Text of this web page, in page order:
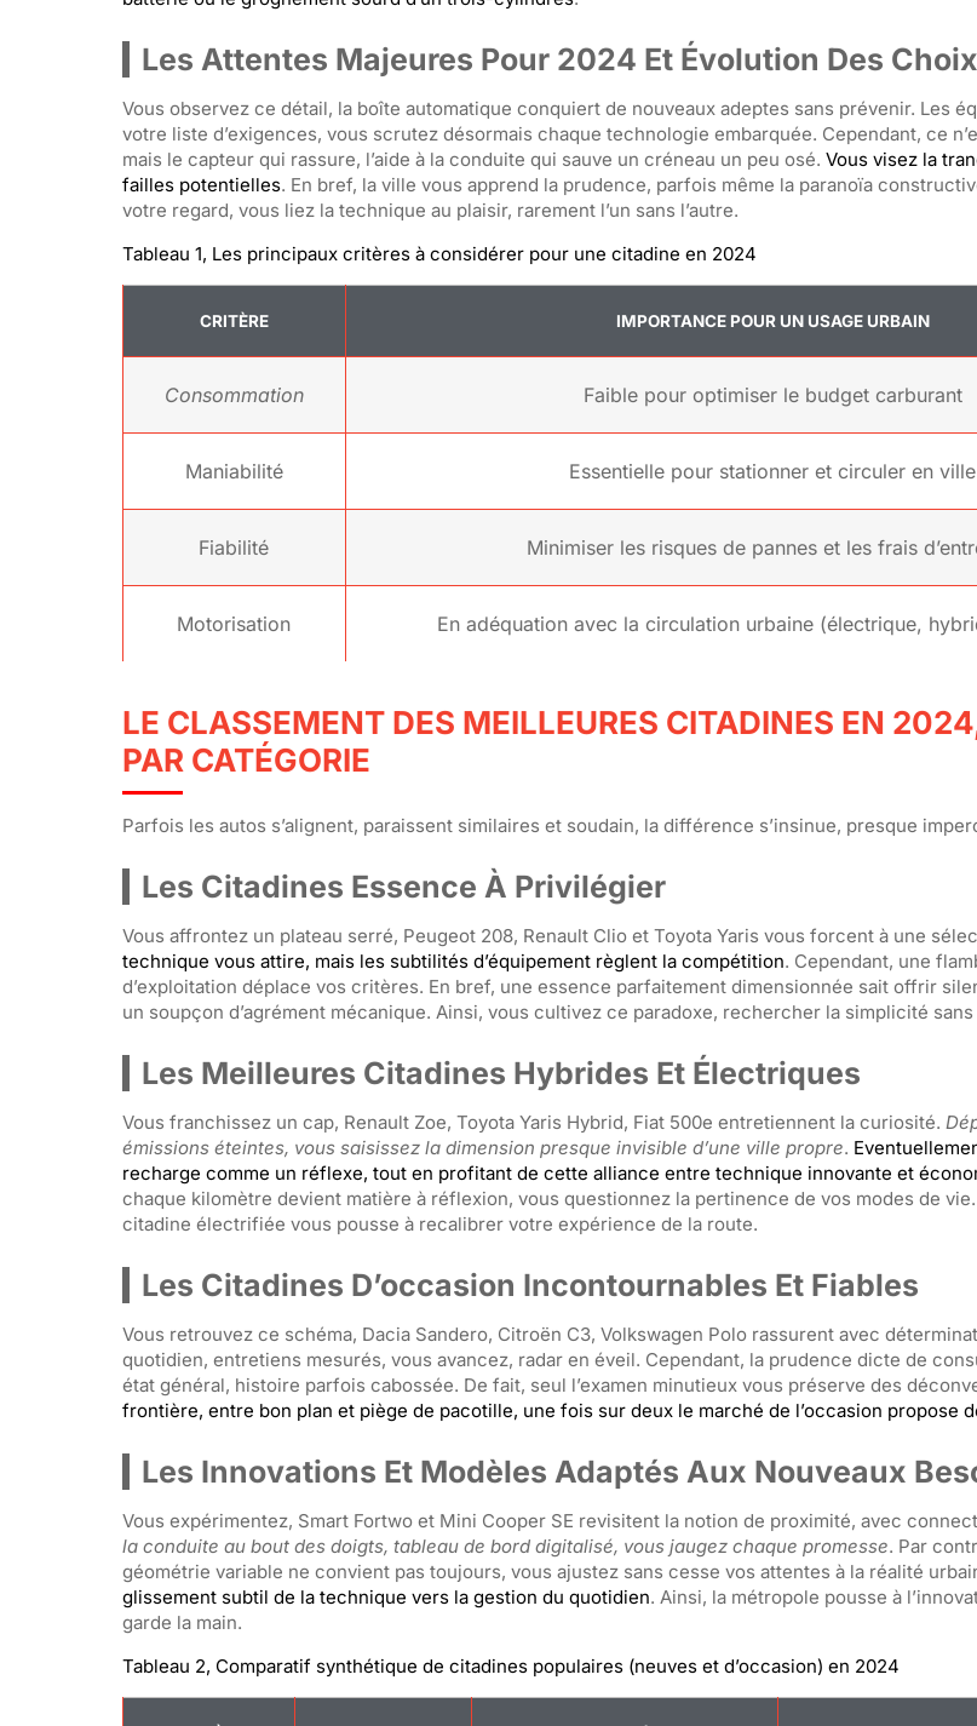
Les Attentes Majeures Pour 2024 Et Évolution Des Choix
Vous observez ce détail, la boîte automatique conquiert de nouveaux adeptes sans prévenir. Les
votre liste d’exigences, vous scrutez désormais chaque technologie embarquée. Cependant, ce
mais le capteur qui rassure, l’aide à la conduite qui sauve un créneau un peu osé. Vous visez la
failles potentielles. En bref, la ville vous apprend la prudence, parfois même la paranoïa
votre regard, vous liez la technique au plaisir, rarement l’un sans l’autre.
Tableau 1, Les principaux critères à considérer pour une citadine en 2024
CRITÈRE IMPORTANCE POUR UN USAGE URBAIN
Consommation Faible pour optimiser le budget carburant
Maniabilité Essentielle pour stationner et circuler en ville
Fiabilité Minimiser les risques de pannes et les frais
Motorisation En adéquation avec la circulation urbaine (électrique,
LE CLASSEMENT DES MEILLEURES CITADINES EN
PAR CATÉGORIE
Parfois les autos s’alignent, paraissent similaires et soudain, la différence s’insinue, presque
Les Citadines Essence À Privilégier
Vous affrontez un plateau serré, Peugeot 208, Renault Clio et Toyota Yaris vous forcent à une
technique vous attire, mais les subtilités d’équipement règlent la compétition. Cependant, une
d’exploitation déplace vos critères. En bref, une essence parfaitement dimensionnée sait offrir
un soupçon d’agrément mécanique. Ainsi, vous cultivez ce paradoxe, rechercher la simplicité
Les Meilleures Citadines Hybrides Et Électriques
Vous franchissez un cap, Renault Zoe, Toyota Yaris Hybrid, Fiat 500e entretiennent la curiosité.
émissions éteintes, vous saisissez la dimension presque invisible d’une ville propre.
recharge comme un réflexe, tout en profitant de cette alliance entre technique innovante et
chaque kilomètre devient matière à réflexion, vous questionnez la pertinence de vos modes de
citadine électrifiée vous pousse à recalibrer votre expérience de la route.
Les Citadines D’occasion Incontournables Et Fiables
Vous retrouvez ce schéma, Dacia Sandero, Citroën C3, Volkswagen Polo rassurent avec
quotidien, entretiens mesurés, vous avancez, radar en éveil. Cependant, la prudence dicte de
état général, histoire parfois cabossée. De fait, seul l’examen minutieux vous préserve des
frontière, entre bon plan et piège de pacotille, une fois sur deux le marché de l’occasion propose
Les Innovations Et Modèles Adaptés Aux Nouveaux
Vous expérimentez, Smart Fortwo et Mini Cooper SE revisitent la notion de proximité, avec
la conduite au bout des doigts, tableau de bord digitalisé, vous jaugez chaque promesse. Par
géométrie variable ne convient pas toujours, vous ajustez sans cesse vos attentes à la réalité
glissement subtil de la technique vers la gestion du quotidien. Ainsi, la métropole pousse à
garde la main.
Tableau 2, Comparatif synthétique de citadines populaires (neuves et d’occasion) en 2024